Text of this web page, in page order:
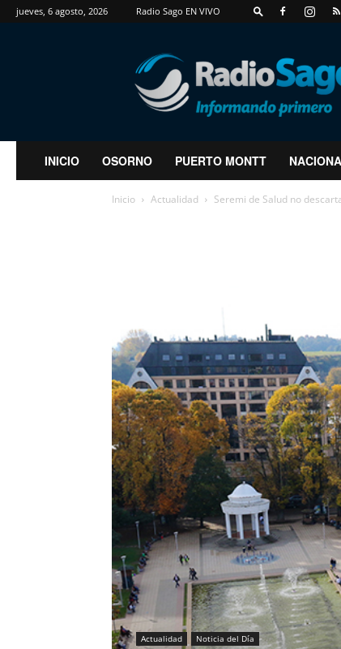
jueves, 6 agosto, 2026 Radio Sago EN VIVO
RadioSago
INICIO OSORNO PUERTO MONTT
Inicio Actualidad Seremi de Salud no
Actualidad Noticia del Día